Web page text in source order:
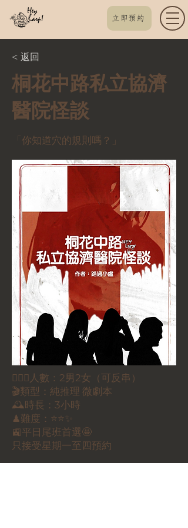
立即預約
< 返回
桐花中路私立協濟
醫院怪談
「你知道穴的規則嗎？」
🕵🏻‍♀️人數：2男2女（可反串）
🎬類型：純推理 微劇本
🕰時長：3小時
♟難度：⭐⭐✨
🚉平日尾班首選🤩
只接受星期一至四預約